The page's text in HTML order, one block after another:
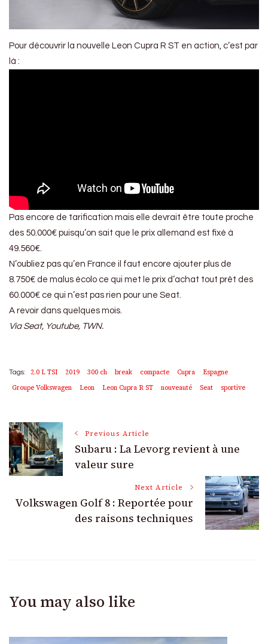
Pour découvrir la nouvelle Leon Cupra R ST en action, c’est par
là :
Pas encore de tarification mais elle devrait être toute proche
des 50.000€ puisqu’on sait que le prix allemand est fixé à
49.560€.
N’oubliez pas qu’en France il faut encore ajouter plus de
8.750€ de malus écolo ce qui met le prix d’achat tout prêt des
60.000€ ce qui n’est pas rien pour une Seat.
A revoir dans quelques mois.
Via Seat, Youtube, TWN.
Tags: 2.0 L TSI 2019 300 ch break compacte Cupra
Espagne
Groupe Volkswagen
Leon Leon Cupra R ST nouveauté Seat sportive
Post
Navigation
Previous Article
Subaru : La Levorg revient à une
valeur sure
Next Article
Volkswagen Golf 8 : Reportée pour
des raisons techniques
You may also like